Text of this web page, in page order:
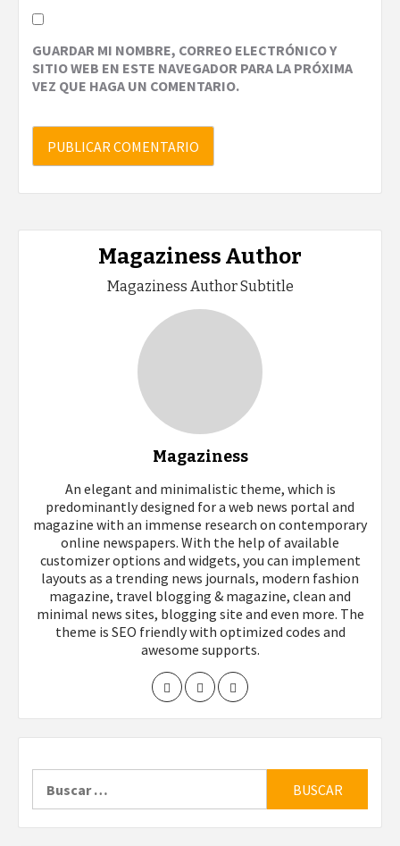
GUARDAR MI NOMBRE, CORREO ELECTRÓNICO Y
SITIO WEB EN ESTE NAVEGADOR PARA LA PRÓXIMA
VEZ QUE HAGA UN COMENTARIO.
Magaziness Author
Magaziness Author Subtitle
Magaziness
An elegant and minimalistic theme, which is
predominantly designed for a web news portal and
magazine with an immense research on contemporary
online newspapers. With the help of available
customizer options and widgets, you can implement
layouts as a trending news journals, modern fashion
magazine, travel blogging & magazine, clean and
minimal news sites, blogging site and even more. The
theme is SEO friendly with optimized codes and
awesome supports.